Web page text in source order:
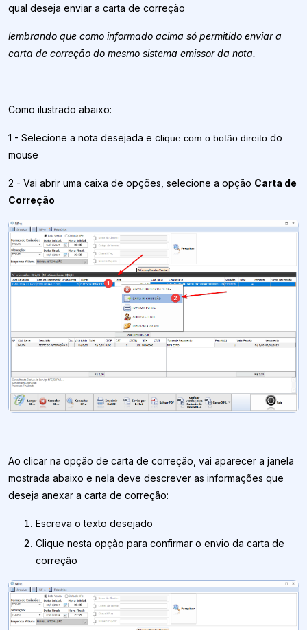
qual deseja enviar a carta de correção
lembrando que como informado acima só permitido enviar a
carta de correção do mesmo sistema emissor da nota.
Como ilustrado abaixo:
1 - Selecione a nota desejada e clique com o botão direito do
mouse
2 - Vai abrir uma caixa de opções, selecione a opção Carta de
Correção
Ao clicar na opção de carta de correção, vai aparecer a janela
mostrada abaixo e nela deve descrever as informações que
deseja anexar a carta de correção:
Escreva o texto desejado
Clique nesta opção para confirmar o envio da carta de
correção